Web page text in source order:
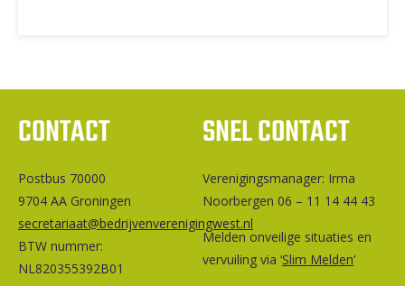
CONTACT
Postbus 70000
9704 AA Groningen
secretariaat@bedrijvenverenigingwest.nl
BTW nummer:
NL820355392B01
SNEL CONTACT
Ver­e­ni­gings­ma­na­ger: Irma
Noorbergen 06 – 11 14 44 43
Melden onveilige situaties en
vervuiling via ‘Slim Melden‘